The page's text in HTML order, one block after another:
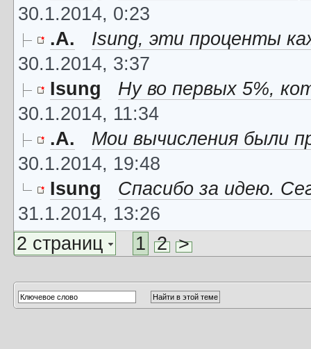
30.1.2014, 0:23
.A.
Isung, эти проценты
30.1.2014, 3:37
Isung
Ну во первых 5%,
30.1.2014, 11:34
.A.
Мои вычисления были
30.1.2014, 19:48
Isung
Спасибо за идею.
31.1.2014, 13:26
2 страниц
1 2 >